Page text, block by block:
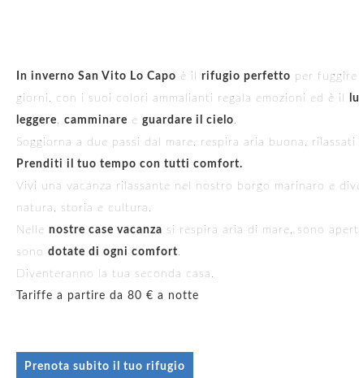
In inverno San Vito Lo Capo è il rifugio perfetto per
giorni, con i suoi colori ammalianti regala emozioni ed è il
leggere, camminare e guardare il cielo.
Soggiorna a due passi dal mare, respira aria buona, rilassati
Prenditi il tuo tempo con tutti comfort.
Vivi una vacanza rilassante nel nostro borgo marinaro e
natura, storia e cultura.
Nelle nostre case vacanza si respira aria di mare, sono
sono dotate di ogni comfort.
Diventeranno la tua seconda casa.
ariffe a partire da 80 € a notte
Prenota subito il tuo rifugio